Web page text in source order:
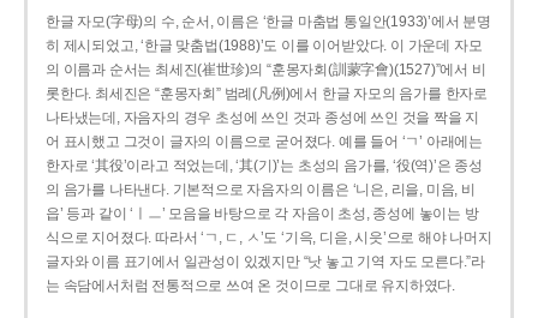
한글 자모(字母)의 수, 순서, 이름은 ‘한글 마춤법 통일안(1933)’에서 분명
히 제시되었고, ‘한글 맞춤법(1988)’도 이를 이어받았다. 이 가운데 자모
의 이름과 순서는 최세진(崔世珍)의 “훈몽자회(訓蒙字會)(1527)”에서 비
롯한다. 최세진은 “훈몽자회” 범례(凡例)에서 한글 자모의 음가를 한자로
나타냈는데, 자음자의 경우 초성에 쓰인 것과 종성에 쓰인 것을 짝을 지
어 표시했고 그것이 글자의 이름으로 굳어졌다. 예를 들어 ‘ㄱ’ 아래에는
한자로 ‘其役’이라고 적었는데, ‘其(기)’는 초성의 음가를, ‘役(역)’은 종성
의 음가를 나타낸다. 기본적으로 자음자의 이름은 ‘니은, 리을, 미음, 비
읍’ 등과 같이 ‘ㅣㅡ’ 모음을 바탕으로 각 자음이 초성, 종성에 놓이는 방
식으로 지어졌다. 따라서 ‘ㄱ, ㄷ, ㅅ’도 ‘기윽, 디읃, 시읏’으로 해야 나머지
글자와 이름 표기에서 일관성이 있겠지만 “낫 놓고 기역 자도 모른다.”라
는 속담에서처럼 전통적으로 쓰여 온 것이므로 그대로 유지하였다.